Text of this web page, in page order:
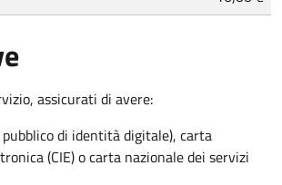
assicurati di avere:
pubblico di identità digitale), carta
(CIE) o carta nazionale dei servizi